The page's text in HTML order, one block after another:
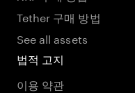
Tether 구매 방법
See all assets
법적 고지
이용 약관